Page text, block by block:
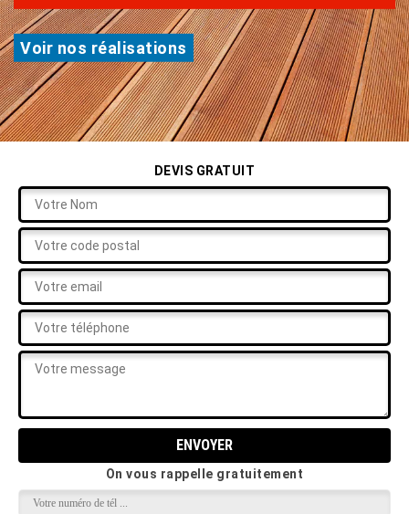
Voir nos réalisations
DEVIS GRATUIT
On vous rappelle gratuitement